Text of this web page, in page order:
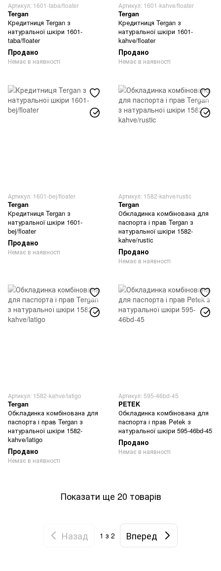
Артикул: 1601-taba/floater
Tergan
Кредитниця Tergan з
натуральної шкіри 1601-
taba/floater
Продано
Немає в наявності
Артикул: 1601-kahve/floater
Tergan
Кредитниця Tergan з
натуральної шкіри 1601-
kahve/floater
Продано
Немає в наявності
Артикул: 1601-bej/floater
Tergan
Кредитниця Tergan з
натуральної шкіри 1601-
bej/floater
Продано
Немає в наявності
Артикул: 1582-kahve/rustic
Tergan
Обкладинка комбінована для
паспорта і прав Tergan з
натуральної шкіри 1582-
kahve/rustic
Продано
Немає в наявності
Артикул: 1582-kahve/latigo
Tergan
Обкладинка комбінована для
паспорта і прав Tergan з
натуральної шкіри 1582-
kahve/latigo
Продано
Немає в наявності
Артикул: 595-46bd-45
PETEK
Обкладинка комбінована для
паспорта і прав Petek з
натуральної шкіри 595-46bd-45
Продано
Немає в наявності
Показати ще 20 товарів
Назад 1 з 2 Вперед